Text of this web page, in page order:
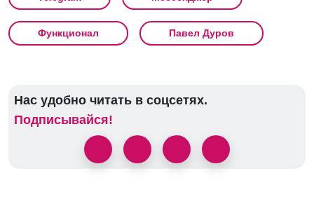
Функционал Павел Дуров
Нас удобно читать в соцсетях.
Подписывайся!